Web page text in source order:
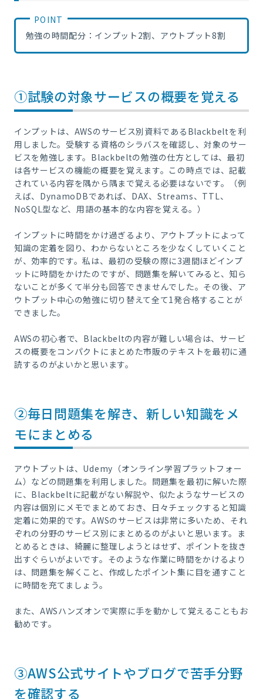
勉強の時間配分：インプット2割、アウトプット8割
①試験の対象サービスの概要を覚える
インプットは、AWSのサービス別資料であるBlackbeltを利
用しました。受験する資格のシラバスを確認し、対象のサー
ビスを勉強します。Blackbeltの勉強の仕方としては、最初
は各サービスの機能の概要を覚えます。この時点では、記載
されている内容を隅から隅まで覚える必要はないです。（例
えば、DynamoDBであれば、DAX、Streams、TTL、
NoSQL型など、用語の基本的な内容を覚える。）
インプットに時間をかけ過ぎるより、アウトプットによって
知識の定着を図り、わからないところを少なくしていくこと
が、効率的です。私は、最初の受験の際に3週間ほどインプ
ットに時間をかけたのですが、問題集を解いてみると、知ら
ないことが多くて半分も回答できませんでした。その後、ア
ウトプット中心の勉強に切り替えて全て1発合格することが
できました。
AWSの初心者で、Blackbeltの内容が難しい場合は、サービ
スの概要をコンパクトにまとめた市販のテキストを最初に通
読するのがよいかと思います。
②毎日問題集を解き、新しい知識をメ
モにまとめる
アウトプットは、Udemy（オンライン学習プラットフォー
ム）などの問題集を利用しました。問題集を最初に解いた際
に、Blackbeltに記載がない解説や、似たようなサービスの
内容は個別にメモでまとめておき、日々チェックすると知識
定着に効果的です。AWSのサービスは非常に多いため、それ
ぞれの分野のサービス別にまとめるのがよいと思います。ま
とめるときは、綺麗に整理しようとはせず、ポイントを抜き
出すぐらいがよいです。そのような作業に時間をかけるより
は、問題集を解くこと、作成したポイント集に目を通すこと
に時間を充てましょう。
また、AWSハンズオンで実際に手を動かして覚えることもお
勧めです。
③AWS公式サイトやブログで苦手分野
を確認する